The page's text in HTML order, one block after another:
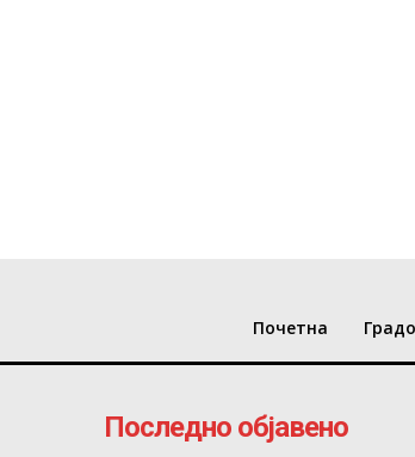
Почетна
Последно објавено